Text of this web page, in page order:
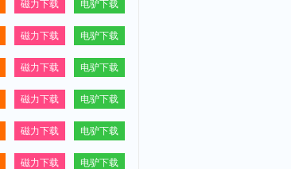
磁力下载 电驴下载
磁力下载 电驴下载
磁力下载 电驴下载
磁力下载 电驴下载
磁力下载 电驴下载
磁力下载 电驴下载